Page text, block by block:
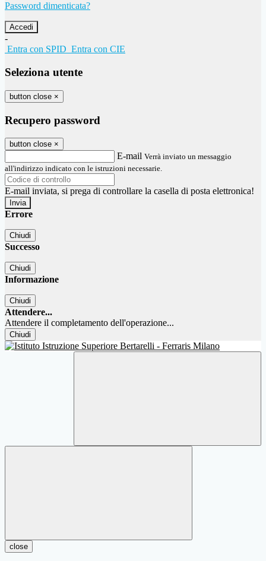
Password dimenticata?
-
Entra con SPID Entra con CIE
Seleziona utente
button close ×
Recupero password
button close ×
E-mail Verrà inviato un messaggio
all'indirizzo indicato con le istruzioni necessarie.
E-mail inviata, si prega di controllare la casella di posta elettronica!
Errore
Chiudi
Successo
Chiudi
Informazione
Chiudi
Attendere...
Attendere il completamento dell'operazione...
Chiudi
close